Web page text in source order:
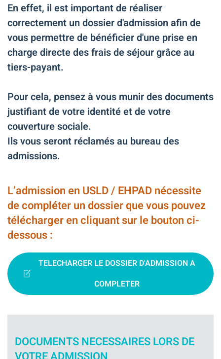
En effet, il est important de réaliser
correctement un dossier d'admission afin de
vous permettre de bénéficier d'une prise en
charge directe des frais de séjour grâce au
tiers-payant.
Pour cela, pensez à vous munir des documents
justifiant de votre identité et de votre
couverture sociale.
Ils vous seront réclamés au bureau des
admissions.
L’admission en USLD / EHPAD nécessite
de compléter un dossier que vous pouvez
télécharger en cliquant sur le bouton ci-
dessous :
TELECHARGER LE DOSSIER D'ADMISSION A
COMPLETER
DOCUMENTS NECESSAIRES LORS DE